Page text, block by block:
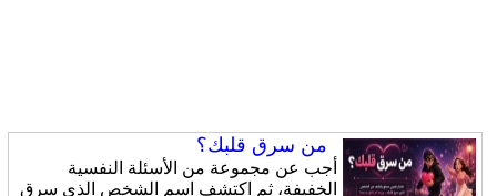
من سرق قلبك؟
أجب عن مجموعة من الأسئلة النفسية
الخفيفة، ثم اكتشف اسم الشخص الذي سرق